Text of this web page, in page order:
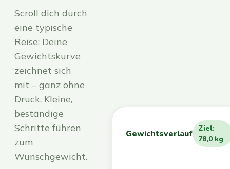
Scroll dich durch
eine typische
Reise: Deine
Gewichtskurve
zeichnet sich
mit – ganz ohne
Druck. Kleine,
beständige
Schritte führen
zum
Wunschgewicht.
Gewichtsverlauf
Ziel:
78,0 kg